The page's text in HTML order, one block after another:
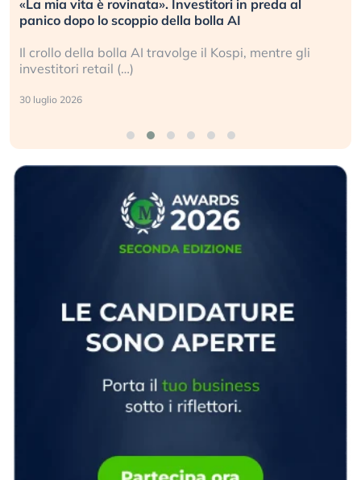
Quando la finanza pesa più dell’economia reale.
L’America sta ripetendo gli errori del 2008?
La ricchezza mondiale cresce, ma è sempre più
sganciata dall’economia reale. (…)
24 luglio 2026